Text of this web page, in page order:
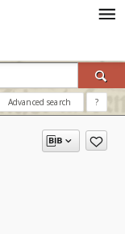
Advanced search ?